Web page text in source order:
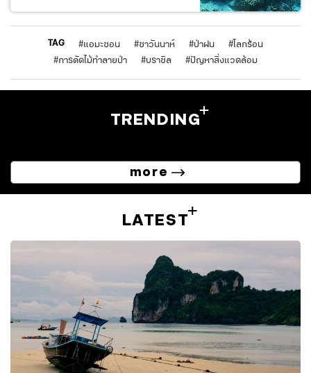
TAG #แอมะซอน #ซาวันนาห์ #ป่าฝน #โลกร้อน
#การตัดไม้ทำลายป่า #บราซิล #ปัญหาสิ่งแวดล้อม
TRENDING
more
LATEST